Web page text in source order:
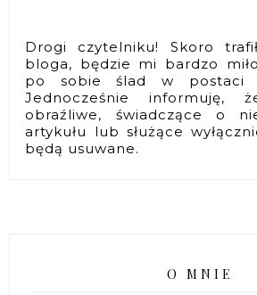
Drogi czytelniku! Skoro
bloga, będzie mi bardzo
po sobie ślad w postaci
Jednocześnie informuję,
obraźliwe, świadczące o
artykułu lub służące
będą usuwane.
O MNIE